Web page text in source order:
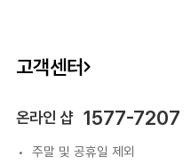
고객센터
온라인 샵 1577-7207
주말 및 공휴일 제외